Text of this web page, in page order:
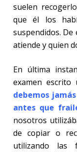
suelen
que él los
suspendidos.
atiende y quien
En última
examen escrito
debemos
antes que
nosotros
de copiar o
utilizando las